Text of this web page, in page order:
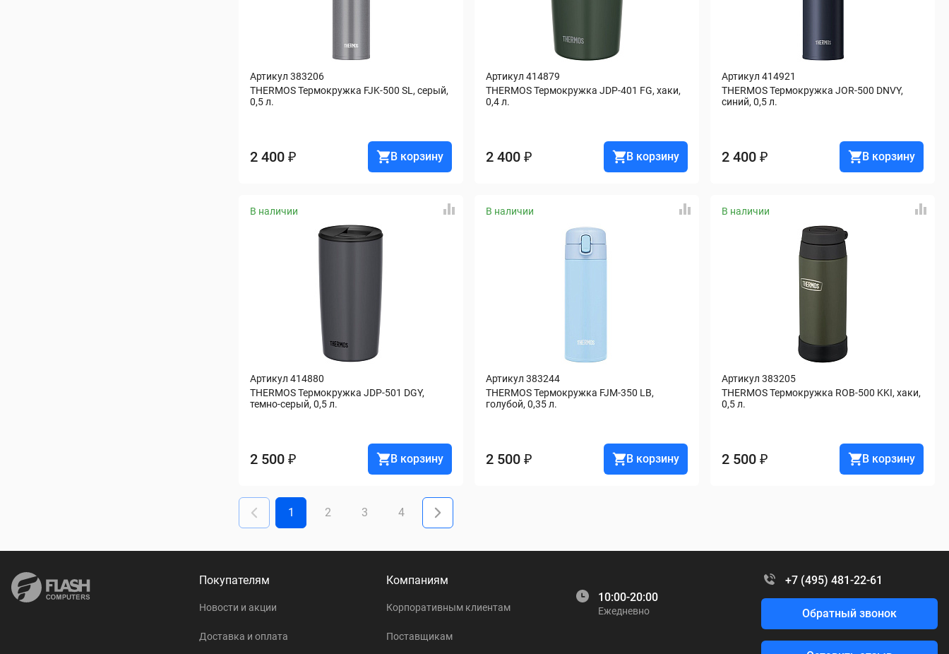
Артикул 383206
THERMOS Термокружка FJK-500 SL, серый,
0,5 л.
2 400 ₽ В корзину
Артикул 414879
THERMOS Термокружка JDP-401 FG, хаки,
0,4 л.
2 400 ₽ В корзину
Артикул 414921
THERMOS Термокружка JOR-500 DNVY,
синий, 0,5 л.
2 400 ₽ В корзину
В наличии
Артикул 414880
THERMOS Термокружка JDP-501 DGY,
темно-серый, 0,5 л.
2 500 ₽ В корзину
В наличии
Артикул 383244
THERMOS Термокружка FJM-350 LB,
голубой, 0,35 л.
2 500 ₽ В корзину
В наличии
Артикул 383205
THERMOS Термокружка ROB-500 KKI, хаки,
0,5 л.
2 500 ₽ В корзину
1 2 3 4
Покупателям
Новости и акции
Доставка и оплата
Компаниям
Корпоративным клиентам
Поставщикам
10:00-20:00
Ежедневно
+7 (495) 481-22-61
Обратный звонок